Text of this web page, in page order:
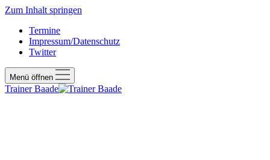
Zum Inhalt springen
Termine
Impressum/Datenschutz
Twitter
Menü öffnen
Trainer Baade